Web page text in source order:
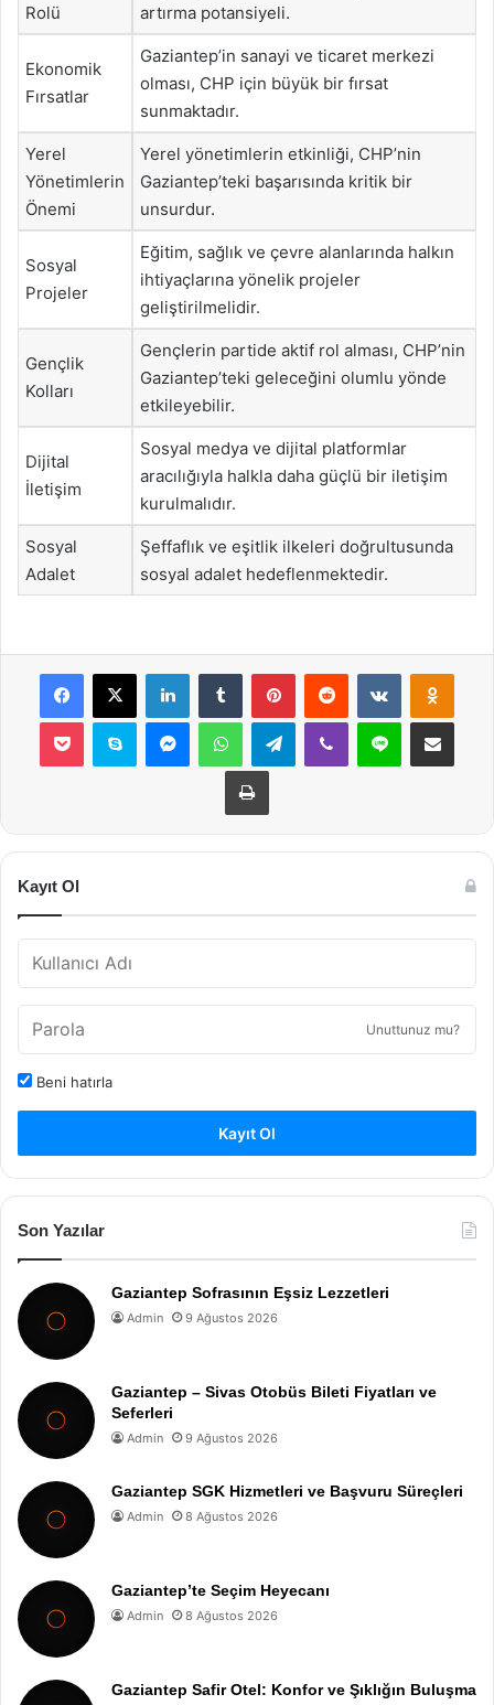
Rolü
artırma potansiyeli.
Ekonomik
Fırsatlar
Gaziantep’in sanayi ve ticaret merkezi
olması, CHP için büyük bir fırsat
sunmaktadır.
Yerel
Yönetimlerin
Önemi
Yerel yönetimlerin etkinliği, CHP’nin
Gaziantep’teki başarısında kritik bir
unsurdur.
Sosyal
Projeler
Eğitim, sağlık ve çevre alanlarında halkın
ihtiyaçlarına yönelik projeler
geliştirilmelidir.
Gençlik
Kolları
Gençlerin partide aktif rol alması, CHP’nin
Gaziantep’teki geleceğini olumlu yönde
etkileyebilir.
Dijital
İletişim
Sosyal medya ve dijital platformlar
aracılığıyla halkla daha güçlü bir iletişim
kurulmalıdır.
Sosyal
Adalet
Şeffaflık ve eşitlik ilkeleri doğrultusunda
sosyal adalet hedeflenmektedir.
Facebook
X LinkedInTumblr PinterestReddit VKontakte
Pocket Skype MessengerWhatsAppTelegramViber Line E-Posta ile
Yazdır
Kayıt Ol
Unuttunuz mu?
Beni hatırla
Kayıt Ol
Son Yazılar
Gaziantep Sofrasının Eşsiz Lezzetleri
Admin 9 Ağustos 2026
Gaziantep – Sivas Otobüs Bileti Fiyatları ve
Seferleri
Admin 9 Ağustos 2026
Gaziantep SGK Hizmetleri ve Başvuru Süreçleri
Admin 8 Ağustos 2026
Gaziantep’te Seçim Heyecanı
Admin 8 Ağustos 2026
Gaziantep Safir Otel: Konfor ve Şıklığın Buluşma